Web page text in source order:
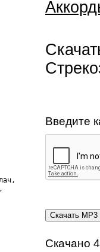
Введите
Скачано